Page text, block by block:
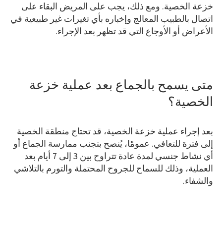
خزعة الخصية. ومع ذلك، يجب على المريض البقاء على
اتصال بالطبيب المعالج وإخباره بأي تغيرات غير طبيعية في
الأعراض أو الأوجاع التي قد تظهر بعد الإجراء.
متى يسمح بالجماع بعد عملية خزعة
الخصية؟
بعد إجراء عملية خزعة الخصية، قد تحتاج منطقة الخصية
إلى فترة للتعافي. عمومًا، يُنصح بتجنب ممارسة الجماع أو
أي نشاط جنسي لمدة عادة تتراوح بين 3 إلى 7 أيام بعد
العملية، وذلك للسماح للجروح المحتملة والتورم بالتلاشي
والشفاء.